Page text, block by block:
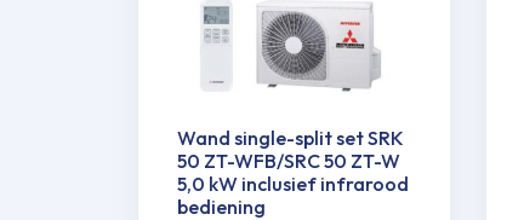
Wand single-split set SRK
50 ZT-WFB/SRC 50 ZT-W
5,0 kW inclusief infrarood
bediening